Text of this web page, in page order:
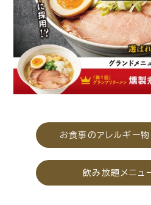
お食事のアレルギー
飲み放題メニュ